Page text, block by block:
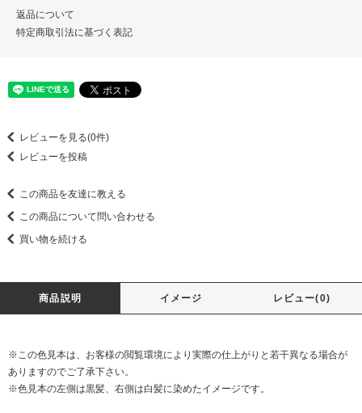
返品について
特定商取引法に基づく表記
レビューを見る(0件)
レビューを投稿
この商品を友達に教える
この商品について問い合わせる
買い物を続ける
商品説明 イメージ レビュー(0)
※この色見本は、お客様の閲覧環境により実際の仕上がりと若干異なる場合が
ありますのでご了承下さい。
※色見本の左側は黒髪、右側は白髪に染めたイメージです。